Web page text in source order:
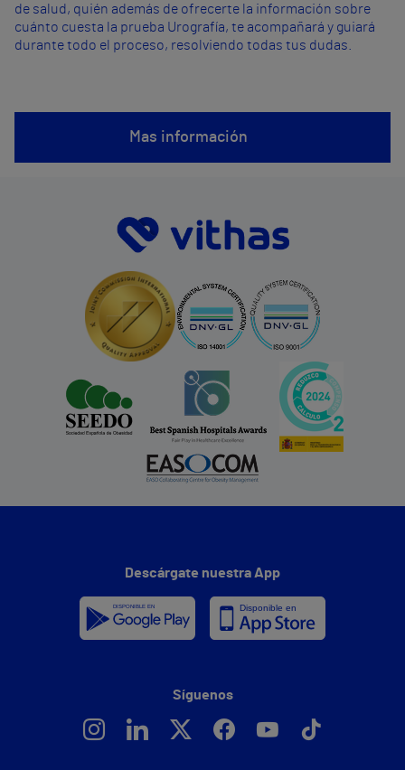
de salud, quién además de ofrecerte la información sobre
cuánto cuesta la prueba Urografía, te acompañará y guiará
durante todo el proceso, resolviendo todas tus dudas.
Mas información
Descárgate nuestra App
Síguenos